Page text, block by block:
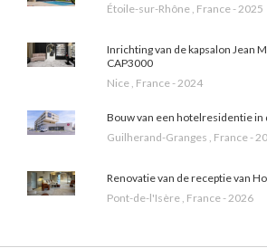
Étoile-sur-Rhône , France - 2025
Inrichting van de kapsalon Jean
CAP3000
Nice , France - 2024
Bouw van een hotelresidentie in
Guilherand-Granges , France -
Renovatie van de receptie van
Pont-de-l'Isère , France - 2026